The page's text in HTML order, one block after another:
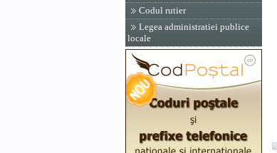
Codul rutier
Legea administratiei publice
locale